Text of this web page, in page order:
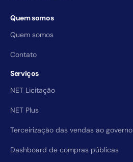
Quem somos
Quem somos
Contato
Serviços
NET Licitação
NET Plus
Terceirização das vendas ao governo
Dashboard de compras públicas